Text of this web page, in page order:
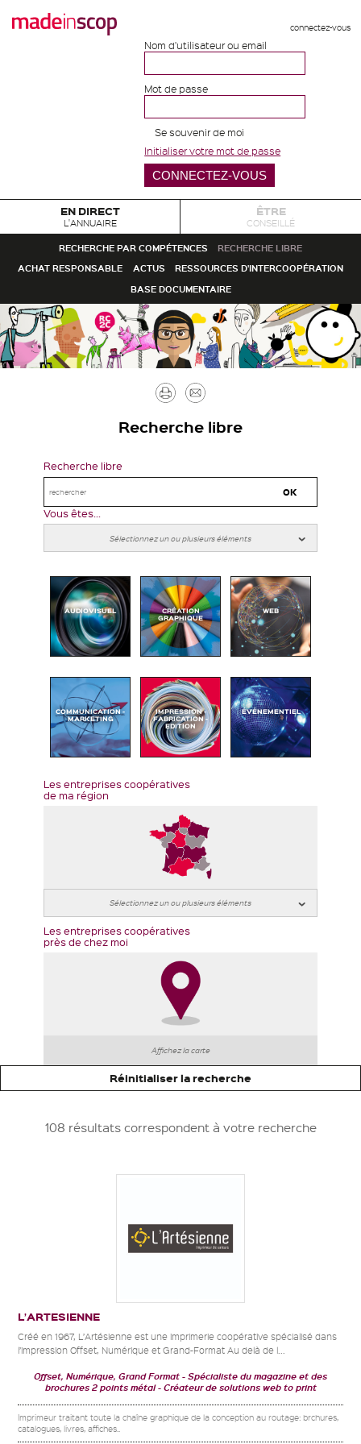
connectez-vous
Nom d'utilisateur ou email
Mot de passe
Se souvenir de moi
Initialiser votre mot de passe
EN DIRECT
L'ANNUAIRE
ÊTRE
CONSEILLÉ
RECHERCHE PAR COMPÉTENCES
RECHERCHE LIBRE
ACHAT RESPONSABLE
ACTUS
RESSOURCES D'INTERCOOPÉRATION
BASE DOCUMENTAIRE
Imprimer
Recherche libre
Recherche libre
Vous êtes...
AUDIOVISUEL CRÉATION
GRAPHIQUE
WEB
COMMUNICATION -
MARKETING
IMPRESSION -
FABRICATION -
EDITION
ÉVÉNEMENTIEL
Les entreprises coopératives
de ma région
Les entreprises coopératives
près de chez moi
Affichez la carte
Réinitialiser la recherche
108 résultats correspondent à votre recherche
L’ARTESIENNE
Créé en 1967, L’Artésienne est une imprimerie coopérative spécialisé dans
l’impression Offset, Numérique et Grand-Format Au delà de l...
Offset, Numérique, Grand Format
Spécialiste du magazine et des
brochures 2 points métal
Créateur de solutions web to print
Imprimeur traitant toute la chaîne graphique de la conception au routage: brchures,
catalogues, livres, affiches..